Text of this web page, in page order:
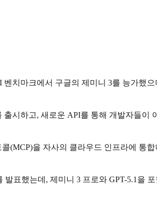
벤치마크에서 구글의 제미니 3를 능가했
시하고, 새로운 API를 통해 개발자들
(MCP)을 자사의 클라우드 인프라에 통
발표했는데, 제미니 3 프로와 GPT-5.1을